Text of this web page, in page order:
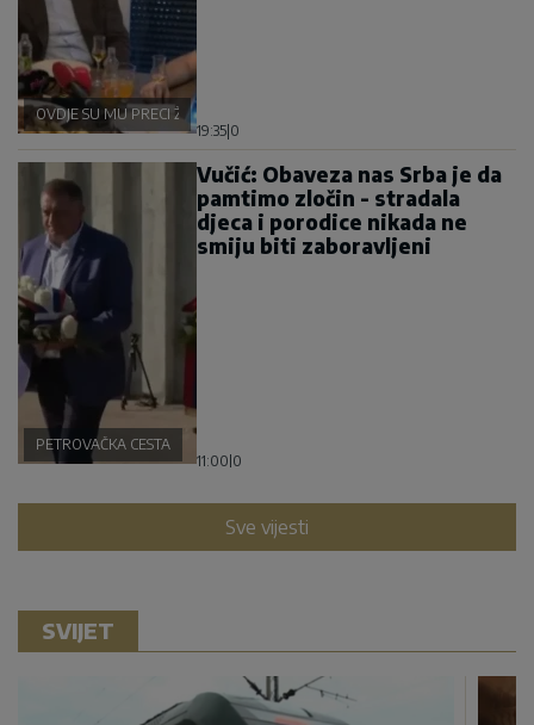
OVDJE SU MU PRECI ŽIVJELI
19:35|0
PETROVAČKA CESTA
Vučić: Obaveza nas Srba je da
pamtimo zločin - stradala
djeca i porodice nikada ne
smiju biti zaboravljeni
11:00|0
Sve vijesti
SVIJET